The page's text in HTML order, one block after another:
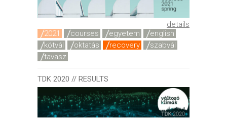
details
2021
courses egyetem
english
kötvál
oktatás recovery
szabvál
tavasz
TDK 2020 // RESULTS